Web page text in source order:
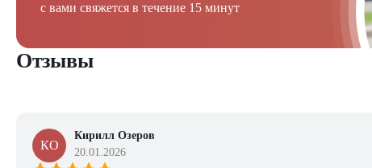
с вами свяжется в течение 15 минут
Отзывы
КО
Кирилл Озеров
20.01.2026